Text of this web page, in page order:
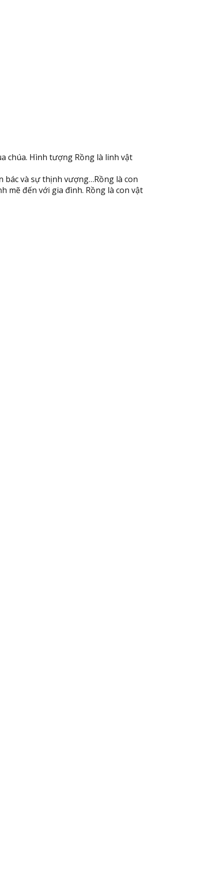
chúa. Hình tượng Rồng là linh vật
bác và sự thịnh vượng…Rồng là con
đến với gia đình. Rồng là con vật